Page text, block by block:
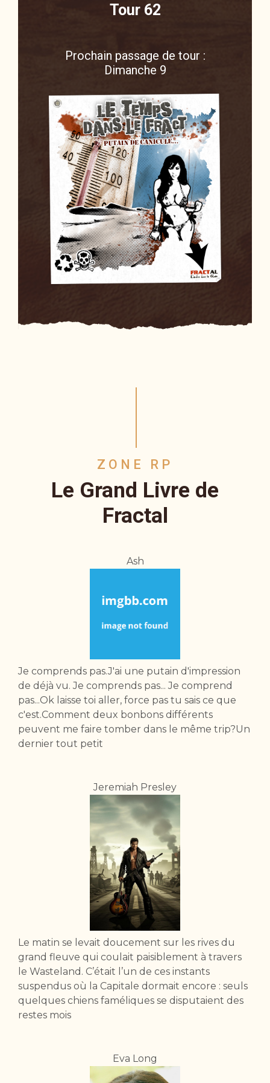
Tour 62
Prochain passage de tour :
Dimanche 9
ZONE RP
Le Grand Livre de
Fractal
Ash
Je comprends pas.J'ai une putain d'impression
de déjà vu. Je comprends pas... Je comprend
pas...Ok laisse toi aller, force pas tu sais ce que
c'est.Comment deux bonbons différents
peuvent me faire tomber dans le même trip?Un
dernier tout petit
Jeremiah Presley
Le matin se levait doucement sur les rives du
grand fleuve qui coulait paisiblement à travers
le Wasteland. C’était l’un de ces instants
suspendus où la Capitale dormait encore : seuls
quelques chiens faméliques se disputaient des
restes mois
Eva Long